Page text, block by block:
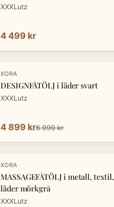
XXXLutz
4 499 kr
-30%
XORA
DESIGNFÅTÖLJ i läder svart
XXXLutz
4 899 kr6 999 kr
-30%
XORA
MASSAGEFÅTÖLJ i metall, textil,
läder mörkgrå
XXXLutz